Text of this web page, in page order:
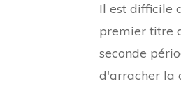
Il est difficile
premier titre
seconde
d'arracher la